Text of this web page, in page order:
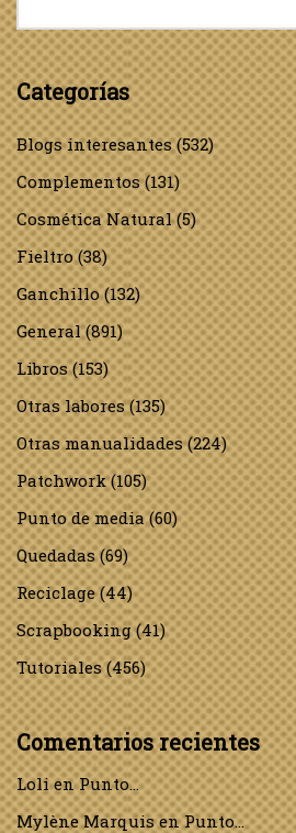
Categorías
Blogs interesantes(532)
Complementos(131)
Cosmética Natural(5)
Fieltro(38)
Ganchillo(132)
General(891)
Libros(153)
Otras labores(135)
Otras manualidades(224)
Patchwork(105)
Punto de media(60)
Quedadas(69)
Reciclage(44)
Scrapbooking(41)
Tutoriales(456)
Comentarios recientes
LolienPunto…
Mylène MarquisenPunto…